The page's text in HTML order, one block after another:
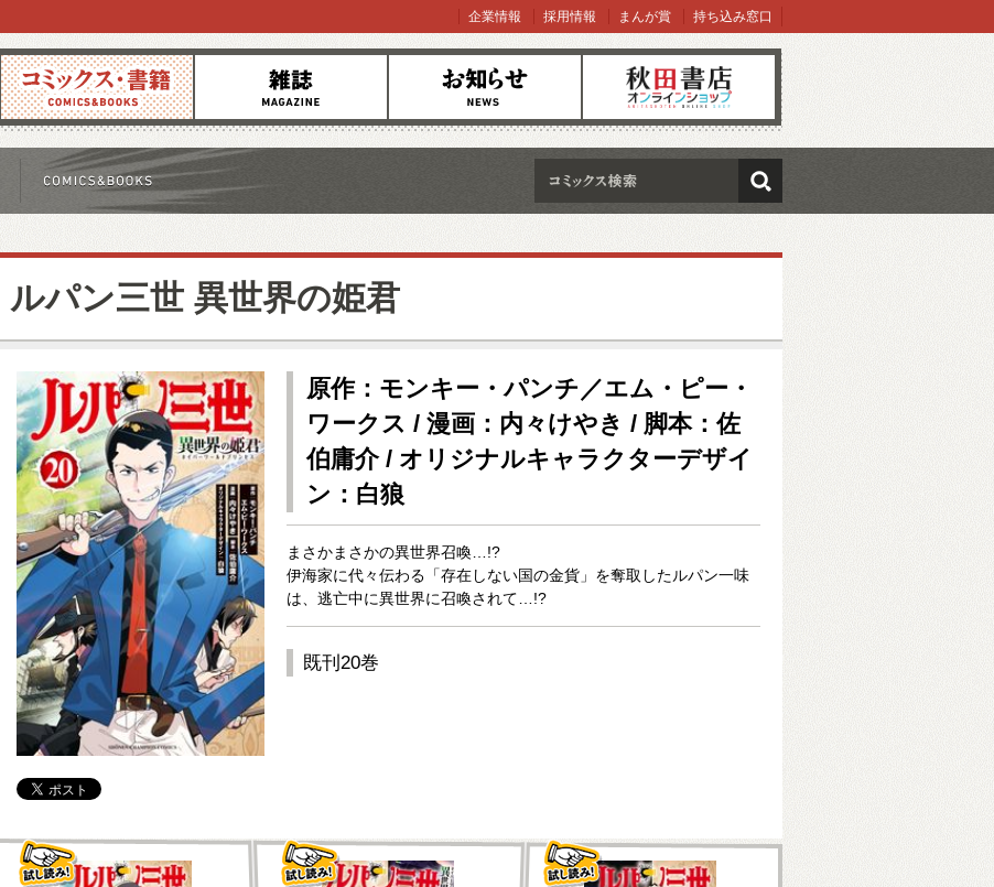
コミックス 雑誌 お知らせ オンラインショップ
企業情報 採用情報 まんが賞 持ち込み窓口
検索
ルパン三世 異世界の姫君
原作：モンキー・パンチ／エム・ピー・
ワークス / 漫画：内々けやき / 脚本：佐
伯庸介 / オリジナルキャラクターデザイ
ン：白狼
まさかまさかの異世界召喚…!?
伊海家に代々伝わる「存在しない国の金貨」を奪取したルパン一味
は、逃亡中に異世界に召喚されて…!?
既刊20巻